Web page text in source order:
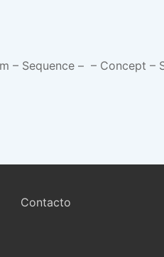
– Sequence – – Concept –
Contacto